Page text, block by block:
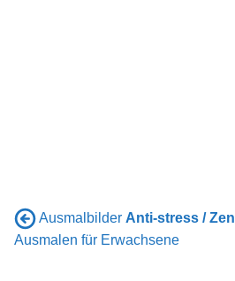
Ausmalbilder Anti-stress / Zen
Ausmalen für Erwachsene